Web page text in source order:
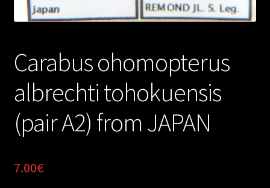
Carabus ohomopterus
albrechti tohokuensis
(pair A2) from JAPAN
7.00€